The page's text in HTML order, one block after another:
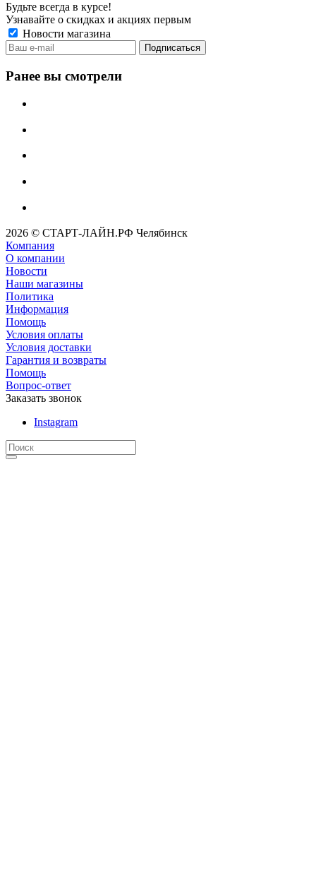
Будьте всегда в курсе!
Узнавайте о скидках и акциях первым
Новости магазина
Ранее вы смотрели
2026 © СТАРТ-ЛАЙН.РФ Челябинск
Компания
О компании
Новости
Наши магазины
Политика
Информация
Помощь
Условия оплаты
Условия доставки
Гарантия и возвраты
Помощь
Вопрос-ответ
Заказать звонок
Instagram